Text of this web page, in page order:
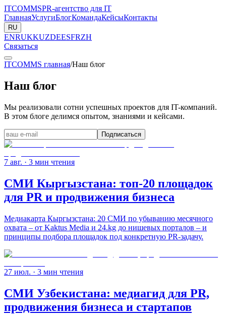
ITCOMMSPR-агентство для IT
ГлавнаяУслугиБлогКомандаКейсыКонтакты
RU
ENRUKKUZDEESFRZH
Связаться
ITCOMMS главная/Наш блог
Наш блог
Мы реализовали сотни успешных проектов для IT-компаний.
В этом блоге делимся опытом, знаниями и кейсами.
Подписаться
7 авг. · 3 мин чтения
СМИ Кыргызстана: топ-20 площадок
для PR и продвижения бизнеса
Медиакарта Кыргызстана: 20 СМИ по убыванию месячного
охвата – от Kaktus Media и 24.kg до нишевых порталов – и
принципы подбора площадок под конкретную PR-задачу.
27 июл. · 3 мин чтения
СМИ Узбекистана: медиагид для PR,
продвижения бизнеса и стартапов